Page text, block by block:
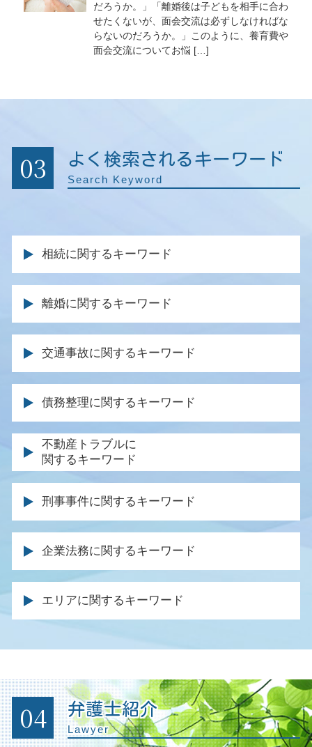
だろうか。」「離婚後は子どもを相手に合わ
せたくないが、面会交流は必ずしなければな
らないのだろうか。」このように、養育費や
面会交流についてお悩 […]
03 よく検索されるキーワード
Search Keyword
相続に関するキーワード
退職金 相続
相続 期限
遺産 相続 割合
分割 協議
みなし相続
遺産分割 不動産
相続 手続き 期限
相続放棄 弁護士
遺言 遺留分
遺産 相続 裁判
遺留分 権利者
遺産分割調停 代理人 家族
相続財産 調査
遺産分割協議 やり直し
遺言 相談
離婚に関するキーワード
公正証書 親権
調停 弁護士
親権 父親
親権 とは
離婚 調停 不成立
養育費 金額 決め方
離婚 法律事務所
離婚調停 不成立
離婚 調停 親権
離婚届 協議離婚
離婚協議書 内容
離婚調停 応じない
離婚裁判 長期化
離婚裁判 期間
交通事故に関するキーワード
示談交渉 保険会社
事故 診断書 保険会社
交通事故 加害者 弁護士 対応
後遺症 認定基準
事故 保険会社 交渉
交通事故 通院費用
死亡 逸失利益
弁護士特約 過失割合
症状固定 労災
後遺障害 逸失利益
後遺障害 申請 必要書類
逸失利益 計算
過失割合 保険金
債務整理に関するキーワード
車 破産
個人再生 ブラックリスト 期間
任意整理 法律事務所
民事再生 メリット
官報に載る デメリット
自己破産 資格 制限 職業
自己破産 就職
時効 債務
任意整理 信用情報
弁護士 ブラックリスト
債務 弁済 調停
同時廃止 流れ
特定調停 弁護士
不動産トラブルに
関するキーワード
不動産 契約トラブル 弁護士
土地 契約トラブル
家賃滞納 回収
土地 境界 トラブル
建物 明け渡し 訴訟
土地 トラブル 相談
不動産売買 仲介トラブル
不法占拠 立ち退き
賃料 増額調停
不動産 売却 弁護士
刑事事件に関するキーワード
有罪 回避
示談 刑事事件
条例違反 犯罪
逮捕 相談
刑事事件 被害者
不起訴 弁護士
起訴されたら 裁判
刑事裁判 否認事件
企業法務に関するキーワード
顧問弁護士 契約書
残業代請求 会社側
企業間訴訟 弁護士
法律顧問 契約書
労働問題 解決
会社の顧問弁護士
企業法務とは
エリアに関するキーワード
04 弁護士紹介
Lawyer